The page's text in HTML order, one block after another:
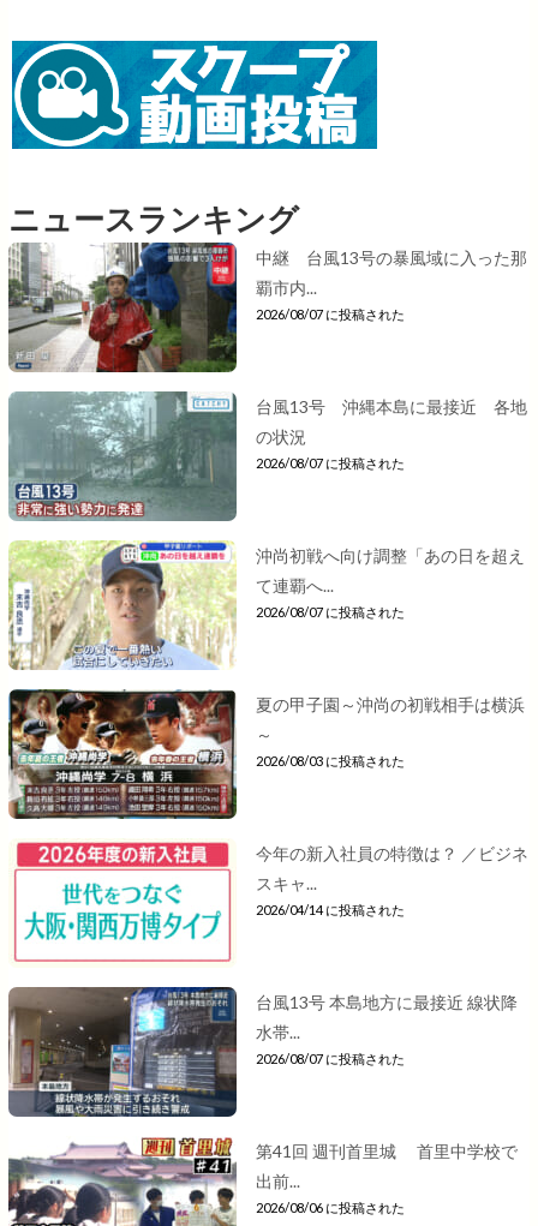
ニュースランキング
中継 台風13号の暴風域に入った那
覇市内...
2026/08/07 に投稿された
台風13号 沖縄本島に最接近 各地
の状況
2026/08/07 に投稿された
沖尚初戦へ向け調整「あの日を超え
て連覇へ...
2026/08/07 に投稿された
夏の甲子園～沖尚の初戦相手は横浜
～
2026/08/03 に投稿された
今年の新入社員の特徴は？ ／ビジネ
スキャ...
2026/04/14 に投稿された
台風13号 本島地方に最接近 線状降
水帯...
2026/08/07 に投稿された
第41回 週刊首里城 首里中学校で
出前...
2026/08/06 に投稿された